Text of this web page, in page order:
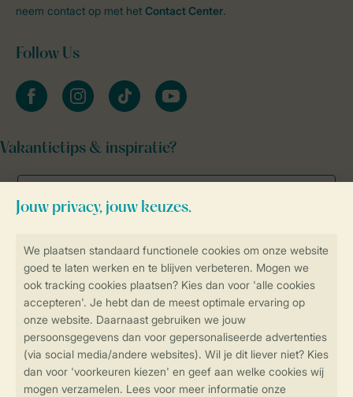
Veilig en snel online boeken
Veilige gegevensoverdracht
Veilige betaling
neem contact op met het Contact Center.
Follow Us
facebookinstagramtiktok youtube
Vakantietips & inspiratie?